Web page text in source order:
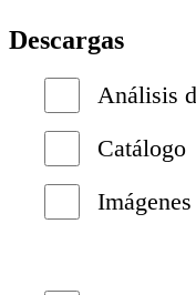
Descargas
Análisis
Catálogo
Imágenes